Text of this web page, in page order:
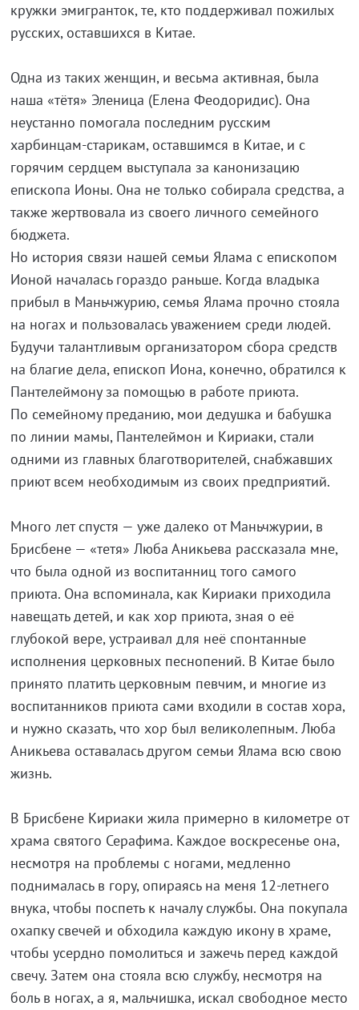
кружки эмигранток, те, кто поддерживал пожилых
русских, оставшихся в Китае.
Одна из таких женщин, и весьма активная, была
наша «тётя» Эленица (Елена Феодоридис). Она
неустанно помогала последним русским
харбинцам-старикам, оставшимся в Китае, и с
горячим сердцем выступала за канонизацию
епископа Ионы. Она не только собирала средства, а
также жертвовала из своего личного семейного
бюджета.
Но история связи нашей семьи Ялама с епископом
Ионой началась гораздо раньше. Когда владыка
прибыл в Маньчжурию, семья Ялама прочно стояла
на ногах и пользовалась уважением среди людей.
Будучи талантливым организатором сбора средств
на благие дела, епископ Иона, конечно, обратился к
Пантелеймону за помощью в работе приюта.
По семейному преданию, мои дедушка и бабушка
по линии мамы, Пантелеймон и Кириаки, стали
одними из главных благотворителей, снабжавших
приют всем необходимым из своих предприятий.
Много лет спустя — уже далеко от Маньчжурии, в
Брисбене — «тетя» Люба Аникьева рассказала мне,
что была одной из воспитанниц того самого
приюта. Она вспоминала, как Кириаки приходила
навещать детей, и как хор приюта, зная о её
глубокой вере, устраивал для неё спонтанные
исполнения церковных песнопений. В Китае было
принято платить церковным певчим, и многие из
воспитанников приюта сами входили в состав хора,
и нужно сказать, что хор был великолепным. Люба
Аникьева оставалась другом семьи Ялама всю свою
жизнь.
В Брисбене Кириаки жила примерно в километре от
храма святого Серафима. Каждое воскресенье она,
несмотря на проблемы с ногами, медленно
поднималась в гору, опираясь на меня 12-летнего
внука, чтобы поспеть к началу службы. Она покупала
охапку свечей и обходила каждую икону в храме,
чтобы усердно помолиться и зажечь перед каждой
свечу. Затем она стояла всю службу, несмотря на
боль в ногах, а я, мальчишка, искал свободное место